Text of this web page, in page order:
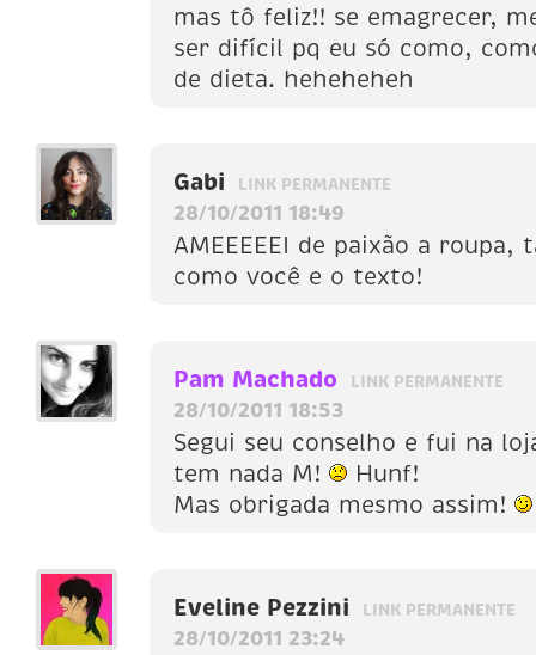
mas tô feliz!! se emagrecer,
ser difícil pq eu só como,
de dieta. heheheheh
Gabi LINK PERMANENTE
28/10/2011 18:49
AMEEEEEI de paixão a roupa,
como você e o texto!
Pam Machado LINK PERMANENTE
28/10/2011 18:53
Segui seu conselho e fui na
tem nada M!
Hunf!
Mas obrigada mesmo assim!
Eveline Pezzini LINK PERMANENTE
28/10/2011 23:24